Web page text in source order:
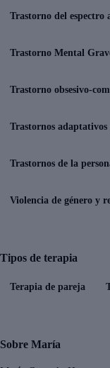
Trastorno del espectro
Trastorno Mental
Trastorno obsesivo-
Trastornos
Trastornos de la
Violencia de género y
Tipos de terapia
Terapia de pareja
Sobre María